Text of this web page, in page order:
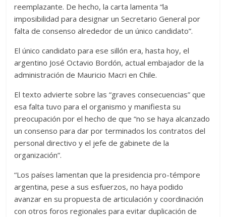
reemplazante. De hecho, la carta lamenta “la
imposibilidad para designar un Secretario General por
falta de consenso alrededor de un único candidato”.
El único candidato para ese sillón era, hasta hoy, el
argentino José Octavio Bordón, actual embajador de la
administración de Mauricio Macri en Chile.
El texto advierte sobre las “graves consecuencias” que
esa falta tuvo para el organismo y manifiesta su
preocupación por el hecho de que “no se haya alcanzado
un consenso para dar por terminados los contratos del
personal directivo y el jefe de gabinete de la
organización”.
“Los países lamentan que la presidencia pro-témpore
argentina, pese a sus esfuerzos, no haya podido
avanzar en su propuesta de articulación y coordinación
con otros foros regionales para evitar duplicación de